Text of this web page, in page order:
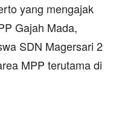
yang mengajak
Gajah Mada,
SDN Magersari 2
MPP terutama di